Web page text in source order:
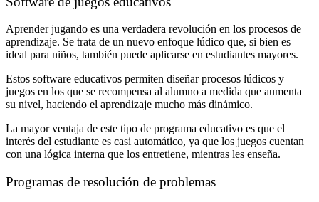
Aprender jugando es una verdadera revolución en los procesos de
aprendizaje. Se trata de un nuevo enfoque lúdico que, si bien es
ideal para niños, también puede aplicarse en estudiantes mayores.
Estos software educativos permiten diseñar procesos lúdicos y
juegos en los que se recompensa al alumno a medida que aumenta
su nivel, haciendo el aprendizaje mucho más dinámico.
La mayor ventaja de este tipo de programa educativo es que el
interés del estudiante es casi automático, ya que los juegos cuentan
con una lógica interna que los entretiene, mientras les enseña.
Programas de resolución de problemas